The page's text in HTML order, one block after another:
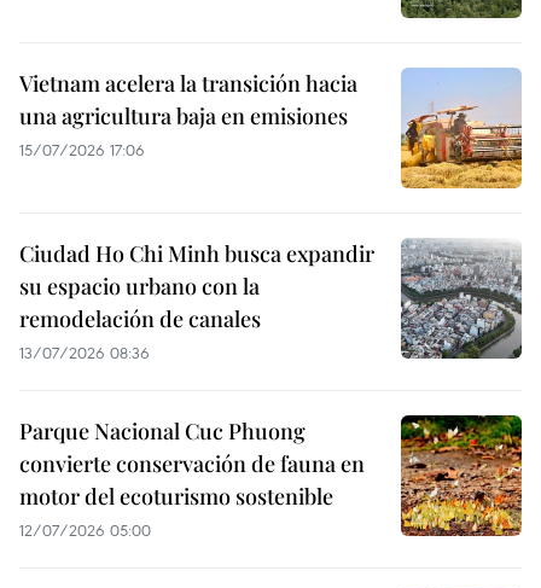
Vietnam acelera la transición hacia
una agricultura baja en emisiones
15/07/2026 17:06
Ciudad Ho Chi Minh busca expandir
su espacio urbano con la
remodelación de canales
13/07/2026 08:36
Parque Nacional Cuc Phuong
convierte conservación de fauna en
motor del ecoturismo sostenible
12/07/2026 05:00